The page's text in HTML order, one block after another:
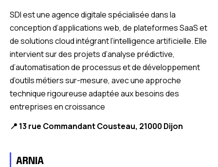
SDI est une agence digitale spécialisée dans la
conception d’applications web, de plateformes SaaS et
de solutions cloud intégrant l’intelligence artificielle. Elle
intervient sur des projets d’analyse prédictive,
d’automatisation de processus et de développement
d’outils métiers sur-mesure, avec une approche
technique rigoureuse adaptée aux besoins des
entreprises en croissance
📍 13 rue Commandant Cousteau, 21000 Dijon
ARNIA